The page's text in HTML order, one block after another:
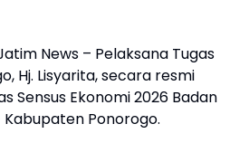
News – Pelaksana Tugas
Hj. Lisyarita, secara resmi
Sensus Ekonomi 2026 Badan
Kabupaten Ponorogo.